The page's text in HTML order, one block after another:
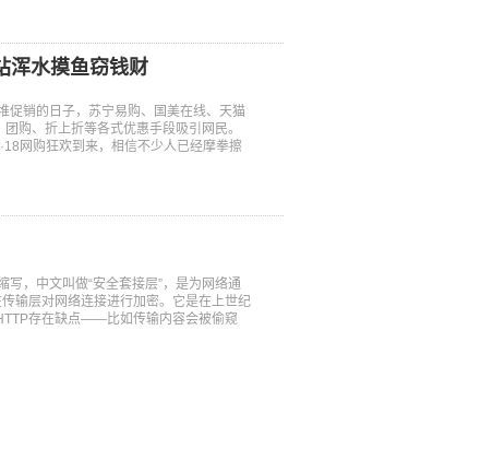
浑水摸鱼窃钱财
销的日子，苏宁易购、国美在线、天猫
购、折上折等各式优惠手段吸引网民。
购狂欢到来，相信不少人已经摩拳擦
写，中文叫做“安全套接层”，是为网络通
输层对网络连接进行加密。它是在上世纪
存在缺点——比如传输内容会被偷窥